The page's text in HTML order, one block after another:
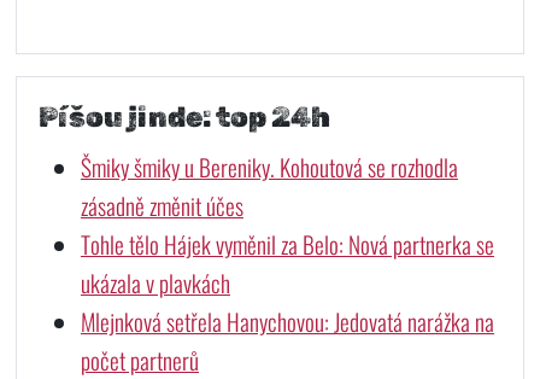
Píšou jinde: top 24h
Šmiky šmiky u Bereniky. Kohoutová se rozhodla
zásadně změnit účes
Tohle tělo Hájek vyměnil za Belo: Nová partnerka se
ukázala v plavkách
Mlejnková setřela Hanychovou: Jedovatá narážka na
počet partnerů